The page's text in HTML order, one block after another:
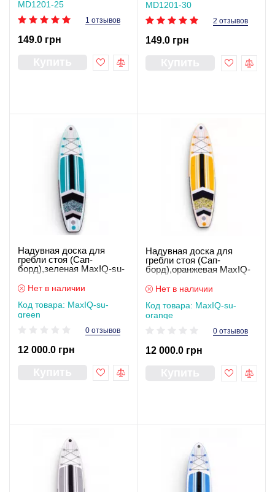
MD1201-25
1 отзывов
149.0 грн
MD1201-30
2 отзывов
149.0 грн
Надувная доска для
гребли стоя (Сап-
борд),зеленая MaxIQ-su-
Нет в наличии
Код товара: MaxIQ-su-
green
0 отзывов
12 000.0 грн
Надувная доска для
гребли стоя (Сап-
борд),оранжевая MaxIQ-
Нет в наличии
Код товара: MaxIQ-su-
orange
0 отзывов
12 000.0 грн